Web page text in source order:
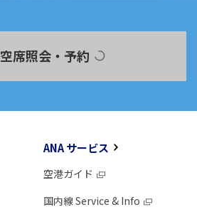
空席照会・予約
ANA サービス
空港ガイド
国内線 Service & Info